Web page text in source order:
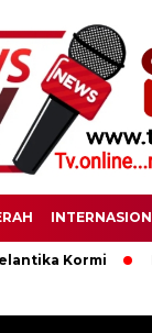
Polres